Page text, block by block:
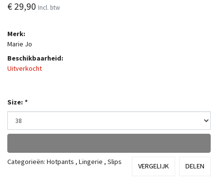
€ 29,90 Incl. btw
Merk:
Marie Jo
Beschikbaarheid:
Uitverkocht
Size: *
Categorieën: Hotpants , Lingerie , Slips
VERGELIJK DELEN